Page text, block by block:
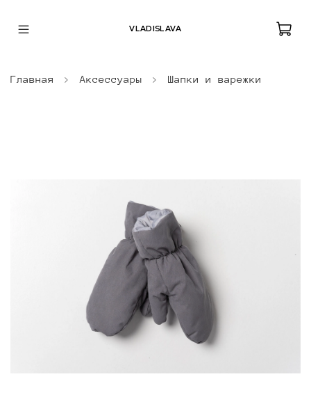
VLADISLAVA
Главная Аксессуары Шапки и варежки